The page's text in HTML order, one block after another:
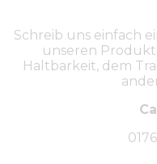
Schreib uns einfach
unseren
Haltbarkeit, dem